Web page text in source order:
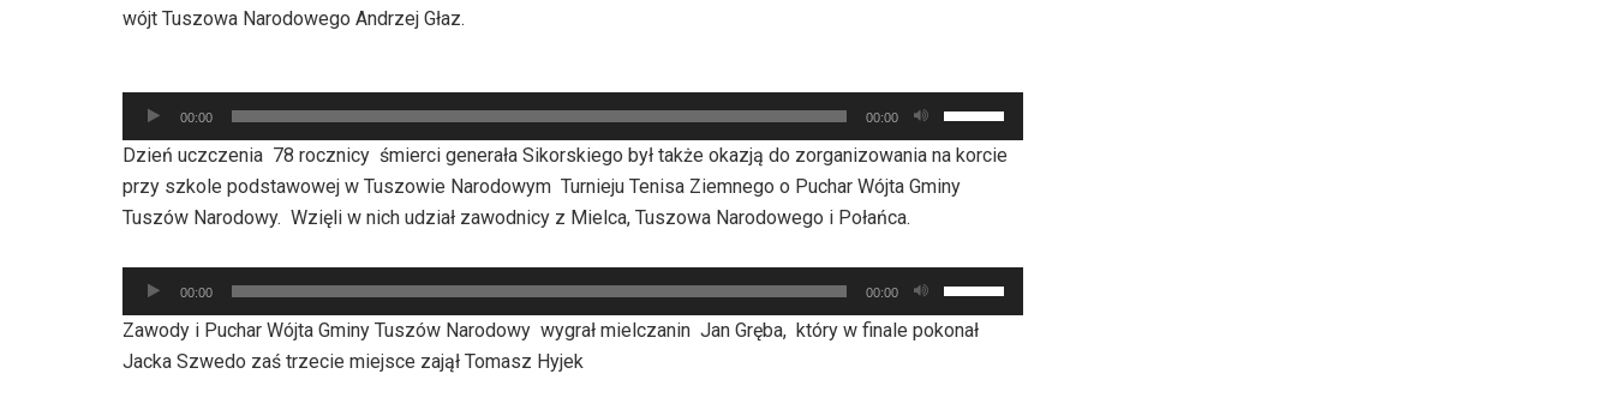
wójt Tuszowa Narodowego Andrzej Głaz.
Odtwarzacz
plików
dźwiękowych
00:00 00:00
strzałek
do
góry
dołu
aby
Dzień uczczenia 78 rocznicy śmierci generała Sikorskiego był także okazją do zorganizowania na korcie
przy szkole podstawowej w Tuszowie Narodowym Turnieju Tenisa Ziemnego o Puchar Wójta Gminy
Tuszów Narodowy. Wzięli w nich udział zawodnicy z Mielca, Tuszowa Narodowego i Połańca.
Odtwarzacz
plików
dźwiękowych
00:00 00:00
strzałek
do
Zawody i Puchar Wójta Gminy Tuszów Narodowy wygrał mielczanin Jan Gręba, który w finale pokonał
Jacka Szwedo zaś trzecie miejsce zajął Tomasz Hyjek